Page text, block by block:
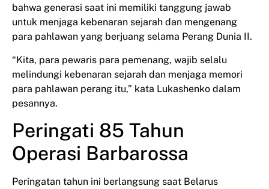
bahwa generasi saat ini memiliki tanggung jawab
untuk menjaga kebenaran sejarah dan mengenang
para pahlawan yang berjuang selama Perang Dunia II.
“Kita, para pewaris para pemenang, wajib selalu
melindungi kebenaran sejarah dan menjaga memori
para pahlawan perang itu,” kata Lukashenko dalam
pesannya.
Peringati 85 Tahun
Operasi Barbarossa
Peringatan tahun ini berlangsung saat Belarus